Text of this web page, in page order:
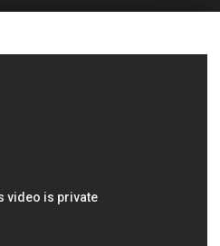
케치북5
케치북5